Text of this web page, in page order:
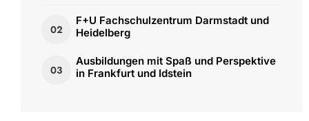
02
F+U Fachschulzentrum Darmstadt und
Heidelberg
03
Ausbildungen mit Spaß und Perspektive
in Frankfurt und Idstein